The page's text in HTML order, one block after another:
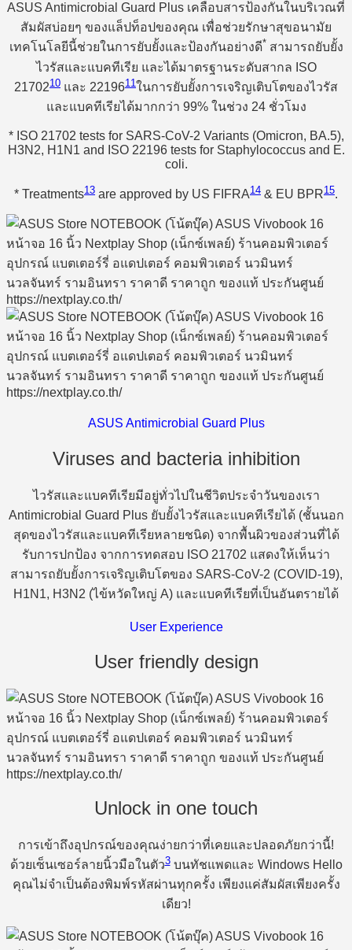
ASUS Antimicrobial Guard Plus เคลือบสารป้องกันในบริเวณที่
สัมผัสบ่อยๆ ของแล็ปท็อปของคุณ เพื่อช่วยรักษาสุขอนามัย
เทคโนโลยีนี้ช่วยในการยับยั้งและป้องกันอย่างดี* สามารถยับยั้ง
ไวรัสและแบคทีเรีย และได้มาตรฐานระดับสากล ISO
2170210 และ 2219611ในการยับยั้งการเจริญเติบโตของไวรัส
และแบคทีเรียได้มากกว่า 99% ในช่วง 24 ชั่วโมง
* ISO 21702 tests for SARS-CoV-2 Variants (Omicron, BA.5),
H3N2, H1N1 and ISO 22196 tests for Staphylococcus and E.
coli.
* Treatments13 are approved by US FIFRA14 & EU BPR15.
ASUS Antimicrobial Guard Plus
Viruses and bacteria inhibition
ไวรัสและแบคทีเรียมีอยู่ทั่วไปในชีวิตประจำวันของเรา
Antimicrobial Guard Plus ยับยั้งไวรัสและแบคทีเรียได้ (ชั้นนอก
สุดของไวรัสและแบคทีเรียหลายชนิด) จากพื้นผิวของส่วนที่ได้
รับการปกป้อง จากการทดสอบ ISO 21702 แสดงให้เห็นว่า
สามารถยับยั้งการเจริญเติบโตของ SARS-CoV-2 (COVID-19),
H1N1, H3N2 (ไข้หวัดใหญ่ A) และแบคทีเรียที่เป็นอันตรายได้
User Experience
User friendly design
Unlock in one touch
การเข้าถึงอุปกรณ์ของคุณง่ายกว่าที่เคยและปลอดภัยกว่านี้!
ด้วยเซ็นเซอร์ลายนิ้วมือในตัว3บนทัชแพดและ Windows Hello
คุณไม่จำเป็นต้องพิมพ์รหัสผ่านทุกครั้ง เพียงแค่สัมผัสเพียงครั้ง
เดียว!